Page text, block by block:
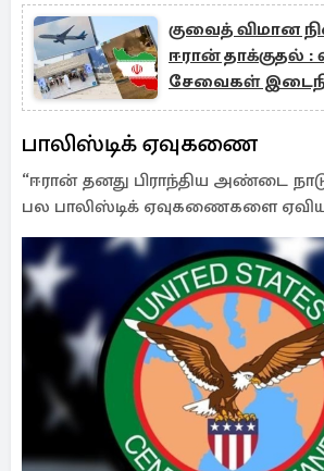
குவைத் விமான
ஈரான் தாக்குதல் :
சேவைகள்
பாலிஸ்டிக் ஏவுகணை
“ஈரான் தனது பிராந்திய அண்டை
பல பாலிஸ்டிக் ஏவுகணைகளை